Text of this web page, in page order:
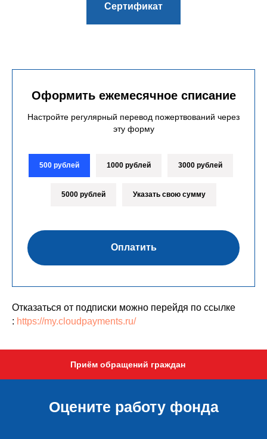
Сертификат
Оформить ежемесячное списание
Настройте регулярный перевод пожертвований через
эту форму
500 рублей 1000 рублей 3000 рублей
5000 рублей Указать свою сумму
Оплатить
Отказаться от подписки можно перейдя по ссылке
: https://my.cloudpayments.ru/
Приём обращений граждан
Оцените работу фонда